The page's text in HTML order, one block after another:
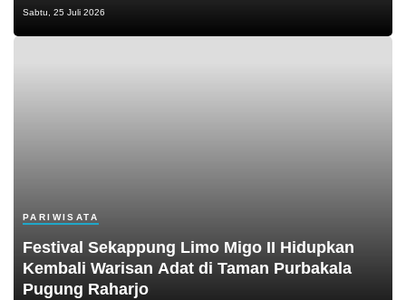
Sabtu, 25 Juli 2026
PARIWISATA
Festival Sekappung Limo Migo II Hidupkan
Kembali Warisan Adat di Taman Purbakala
Pugung Raharjo